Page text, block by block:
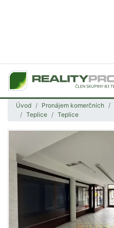
Úvod Pronájem komerčních
Teplice
Teplice